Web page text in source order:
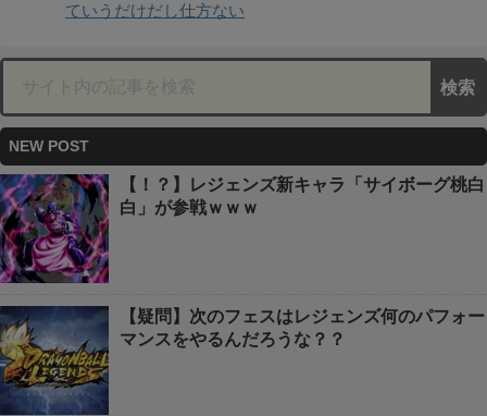
ていうだけだし仕方ない
NEW POST
【！？】レジェンズ新キャラ「サイボーグ桃白
白」が参戦ｗｗｗ
【疑問】次のフェスはレジェンズ何のパフォー
マンスをやるんだろうな？？